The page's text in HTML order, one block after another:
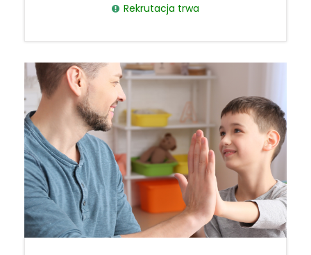
Rekrutacja trwa